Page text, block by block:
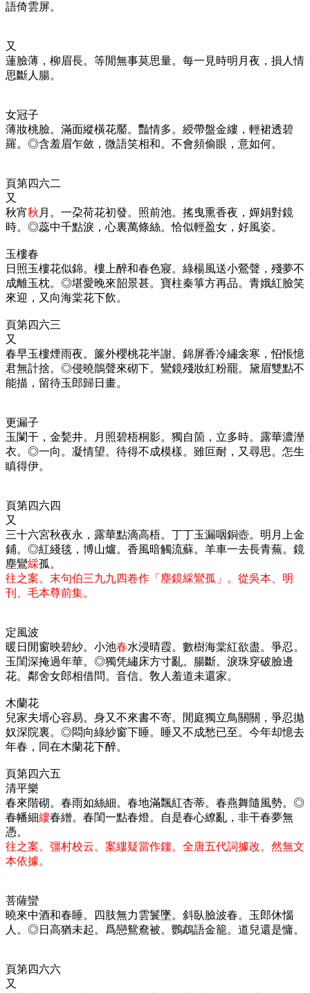
語倚雲屏。
又
蓮臉薄，柳眉長。等閒無事莫思量。每一見時明月夜，損人情
思斷人腸。
女冠子
薄妝桃臉。滿面縱橫花靨。豔情多。綬帶盤金縷，輕裙透碧
羅。◎含羞眉乍斂，微語笑相和。不會頻偷眼，意如何。
頁第四六二
又
秋宵秋月。一朶荷花初發。照前池。搖曳熏香夜，嬋娟對鏡
時。◎蕊中千點淚，心裏萬條絲。恰似輕盈女，好風姿。
玉樓春
日照玉樓花似錦。樓上醉和春色寢。綠楊風送小鶯聲，殘夢不
成離玉枕。◎堪愛晚來韶景甚。寶柱秦箏方再品。青娥紅臉笑
來迎，又向海棠花下飲。
頁第四六三
又
春早玉樓煙雨夜。簾外櫻桃花半謝。錦屏香冷繡衾寒，怊悵憶
君無計捨。◎侵曉鵲聲來砌下。鸞鏡殘妝紅粉罷。黛眉雙點不
能描，留待玉郎歸日畫。
更漏子
玉闌干，金甃井。月照碧梧桐影。獨自箇，立多時。露華濃溼
衣。◎一向。凝情望。待得不成模樣。雖叵耐，又尋思。怎生
瞋得伊。
頁第四六四
又
三十六宮秋夜永，露華點滴高梧。丁丁玉漏咽銅壺。明月上金
鋪。◎紅綫毯，博山爐。香風暗觸流蘇。羊車一去長青蕪。鏡
塵鸞綵孤。
往之案。末句伯三九九四卷作「 塵鏡綵鸞孤 」 。從吳本、明
刊、毛本尊前集。
定風波
暖日閒窗映碧紗。小池春水浸晴霞。數樹海棠紅欲盡。爭忍。
玉閨深掩過年華。◎獨凭繡床方寸亂。腸斷。淚珠穿破臉邊
花。鄰舍女郎相借問。音信。敎人羞道未還家。
木蘭花
兒家夫壻心容易。身又不來書不寄。閒庭獨立鳥關關，爭忍拋
奴深院裏。◎悶向綠紗窗下睡。睡又不成愁已至。今年却憶去
年春，同在木蘭花下醉。
頁第四六五
清平樂
春來階砌。春雨如絲細。春地滿飄紅杏蒂。春燕舞隨風勢。◎
春幡細縷春繒。春閨一點春燈。自是春心繚亂，非干春夢無
憑。
往之案。彊村校云。案縷疑當作鏤。全唐五代詞據改。然無文
本依據。
菩薩蠻
曉來中酒和春睡。四肢無力雲鬟墜。斜臥臉波春。玉郎休惱
人。◎日高猶未起。爲戀鴛鴦被。鸚鵡語金籠。道兒還是慵。
頁第四六六
又